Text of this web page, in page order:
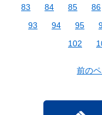
83
84 85 86
93
94 95
102
前の